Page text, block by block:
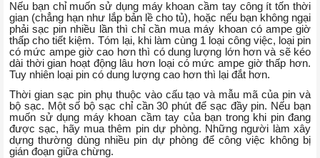
Nếu bạn chỉ muốn sử dụng máy khoan cầm tay công ít tốn thời
gian (chẳng hạn như lắp bản lề cho tủ), hoặc nếu bạn không ngại
phải sạc pin nhiều lần thì chỉ cần mua máy khoan có ampe giờ
thấp cho tiết kiệm. Tóm lại, khi làm cùng 1 loại công việc, loại pin
có mức ampe giờ cao hơn thì có dung lượng lớn hơn và sẽ kéo
dài thời gian hoạt động lâu hơn loại có mức ampe giờ thấp hơn.
Tuy nhiên loại pin có dung lượng cao hơn thì lại đắt hơn.
Thời gian sạc pin phụ thuộc vào cấu tạo và mẫu mã của pin và
bộ sạc. Một số bộ sạc chỉ cần 30 phút để sạc đầy pin. Nếu bạn
muốn sử dụng máy khoan cầm tay của bạn trong khi pin đang
được sạc, hãy mua thêm pin dự phòng. Những người làm xây
dựng thường dùng nhiều pin dự phòng để công việc không bị
gián đoạn giữa chừng.